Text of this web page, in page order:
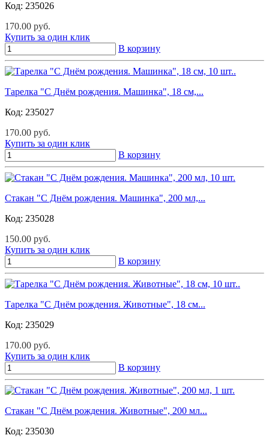
Код: 235026
170.00 руб.
Купить за один клик
В корзину
Тарелка "С Днём рождения. Машинка", 18 см,...
Код: 235027
170.00 руб.
Купить за один клик
В корзину
Стакан "С Днём рождения. Машинка", 200 мл,...
Код: 235028
150.00 руб.
Купить за один клик
В корзину
Тарелка "С Днём рождения. Животные", 18 см...
Код: 235029
170.00 руб.
Купить за один клик
В корзину
Стакан "С Днём рождения. Животные", 200 мл...
Код: 235030